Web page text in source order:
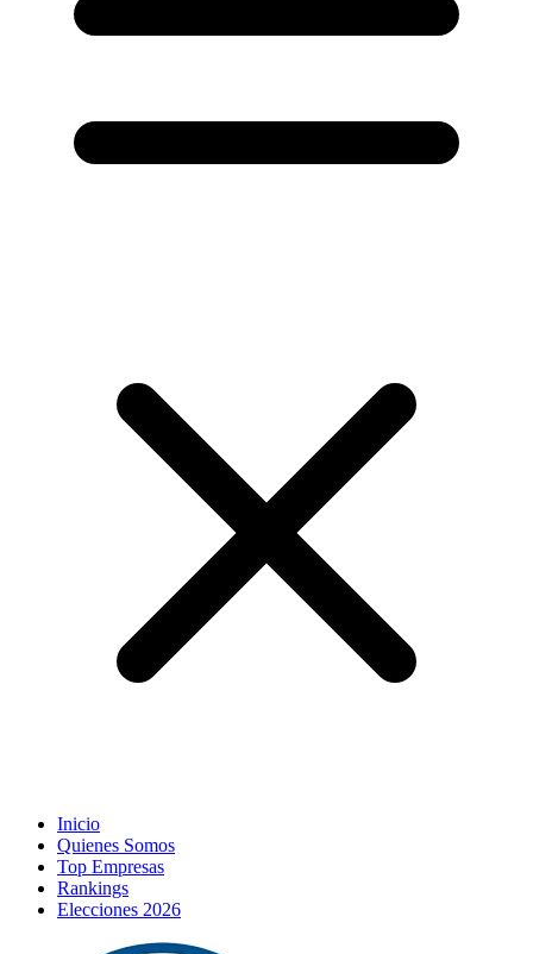
Inicio
Quienes Somos
Top Empresas
Rankings
Elecciones 2026